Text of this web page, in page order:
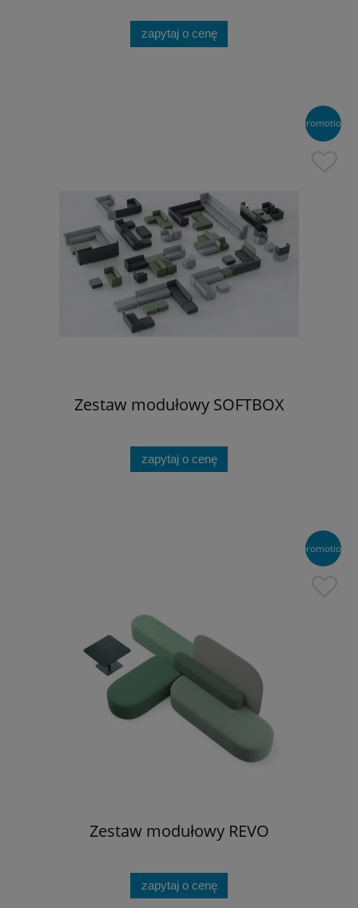
zapytaj o cenę
Zestaw modułowy SOFTBOX
zapytaj o cenę
promotion
Zestaw modułowy REVO
zapytaj o cenę
promotion